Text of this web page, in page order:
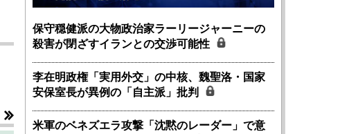
保守穏健派の大物政治家ラーリージャーニーの
殺害が閉ざすイランとの交渉可能性
李在明政権「実用外交」の中核、魏聖洛・国家
安保室長が異例の「自主派」批判
米軍のベネズエラ攻撃「沈黙のレーダー」で意